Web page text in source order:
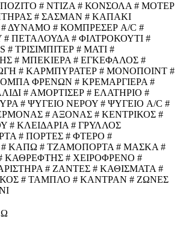
# ΝΤΙΖΑ # ΚΟΝΣΟΛΑ # ΜΟΤΕΡ
# ΣΑΣΜΑΝ # ΚΑΠΑΚΙ
ΔΥΝΑΜΟ # ΚΟΜΠΡΕΣΕΡ A/C #
# ΠΕΤΑΛΟΥΔΑ # ΦΙΛΤΡΟΚΟΥΤΙ #
ΤΡΙΣΙΜΠΙΤΕΡ # ΜΑΤΙ #
# ΜΠΕΚΙΕΡΑ # ΕΓΚΕΦΑΛΟΣ #
# ΚΑΡΜΠΥΡΑΤΕΡ # ΜΟΝΟΠΟΙΝΤ #
ΦΡΕΝΩΝ # ΚΡΕΜΑΡΓΙΕΡΑ #
# ΑΜΟΡΤΙΣΕΡ # ΕΛΑΤΗΡΙΟ #
# ΨΥΓΕΙΟ ΝΕΡΟΥ # ΨΥΓΕΙΟ A/C #
# ΑΞΟΝΑΣ # ΚΕΝΤΡΙΚΟΣ #
# ΚΛΕΙΔΑΡΙΑ # ΓΡΥΛΛΟΣ
# ΠΟΡΤΕΣ # ΦΤΕΡΟ #
ΚΑΠΩ # ΤΖΑΜΟΠΟΡΤΑ # ΜΑΣΚΑ #
ΚΑΘΡΕΦΤΗΣ # ΧΕΙΡΟΦΡΕΝΟ #
# ΖΑΝΤΕΣ # ΚΑΘΙΣΜΑΤΑ #
# ΤΑΜΠΛΟ # ΚΑΝΤΡΑΝ # ΖΩΝΕΣ